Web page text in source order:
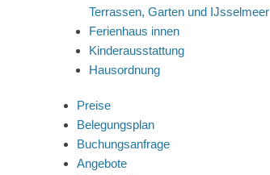
Terrassen, Garten und IJsselmeer
Ferienhaus innen
Kinderausstattung
Hausordnung
Preise
Belegungsplan
Buchungsanfrage
Angebote